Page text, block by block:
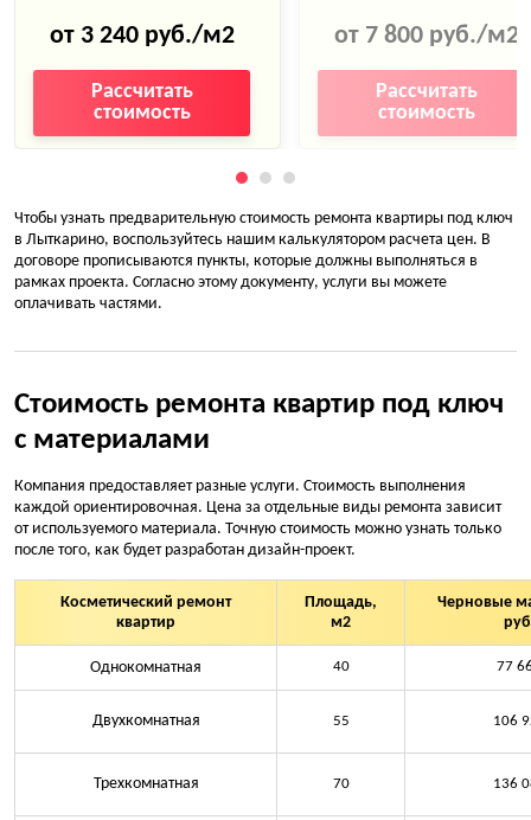
плитки, керамогранита
Затирка плиточных швов
Устройство теплого пола
Покраска стен
Поклейка обоев, фотообоев
Окраска оконных откосов
Монтаж натяжного,
Установка
полотенцесушителя
гидромассажем
Установка смесителя, биде,
раковины, душа, мойки
Замена дверей,
пластиковых окон,
подоконника
от 3 240 руб./м2
Рассчитать
стоимость
Монтаж труб канализации
Теплоизоляция
Гидроизоляция
Разводка системы
отопления
Прокладка силового кабеля
поверхностей
Армирование стяжки пола
Починка углов, порогов,
перекрытий
холодной воды
Укладка напольных
покрытий
Финишная облицовка стен
приборов
от 7 800 руб./м2
Рассчитать
стоимость
Чтобы узнать предварительную стоимость ремонта квартиры под ключ
в Лыткарино, воспользуйтесь нашим калькулятором расчета цен. В
договоре прописываются пункты, которые должны выполняться в
рамках проекта. Согласно этому документу, услуги вы можете
оплачивать частями.
Стоимость ремонта квартир под ключ
с материалами
Компания предоставляет разные услуги. Стоимость выполнения
каждой ориентировочная. Цена за отдельные виды ремонта зависит
от используемого материала. Точную стоимость можно узнать только
после того, как будет разработан дизайн-проект.
Косметический ремонт
квартир
Площадь,
м2
Черновые
Однокомнатная 40 77
Двухкомнатная 55 106
Трехкомнатная 70 136